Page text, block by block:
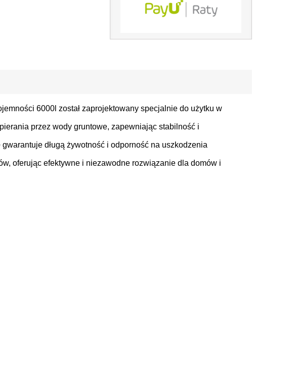
6000l został zaprojektowany specjalnie do użytku w
przez wody gruntowe, zapewniając stabilność i
długą żywotność i odporność na uszkodzenia
oferując efektywne i niezawodne rozwiązanie dla domów i